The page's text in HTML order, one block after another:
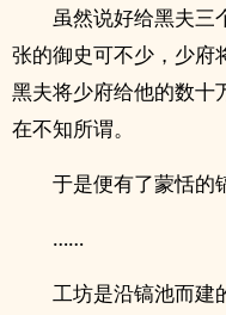
虽然说好给黑夫三
张的御史可不少，少府
黑夫将少府给他的数十
在不知所谓。
于是便有了蒙恬的
……
工坊是沿镐池而建